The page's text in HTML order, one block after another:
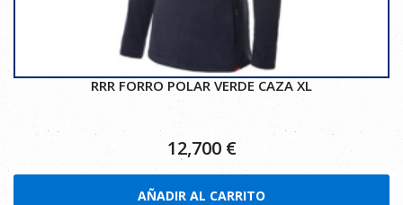
RRR FORRO POLAR VERDE CAZA XL
12,700 €
AÑADIR AL CARRITO